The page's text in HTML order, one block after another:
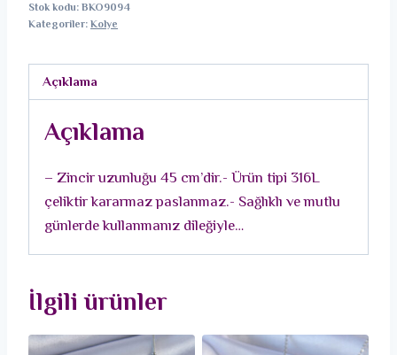
Zirkon
Mineli
Kolye
adet
Stok kodu:BKO9094
Kategoriler:Kolye
Açıklama
Açıklama
– Zincir uzunluğu 45 cm’dir.- Ürün tipi 316L
çeliktir kararmaz paslanmaz.- Sağlıklı ve mutlu
günlerde kullanmanız dileğiyle…
İlgili ürünler